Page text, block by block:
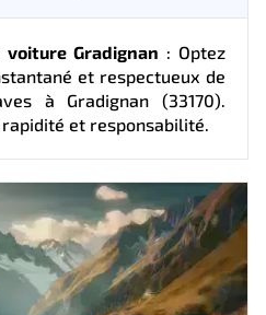
Gradignan : Optez
et respectueux de
à Gradignan (33170).
et responsabilité.